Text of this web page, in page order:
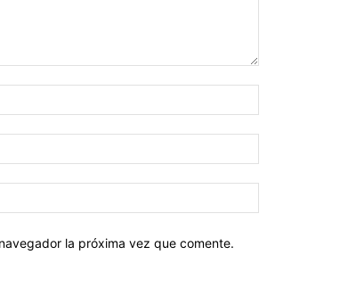
la próxima vez que comente.